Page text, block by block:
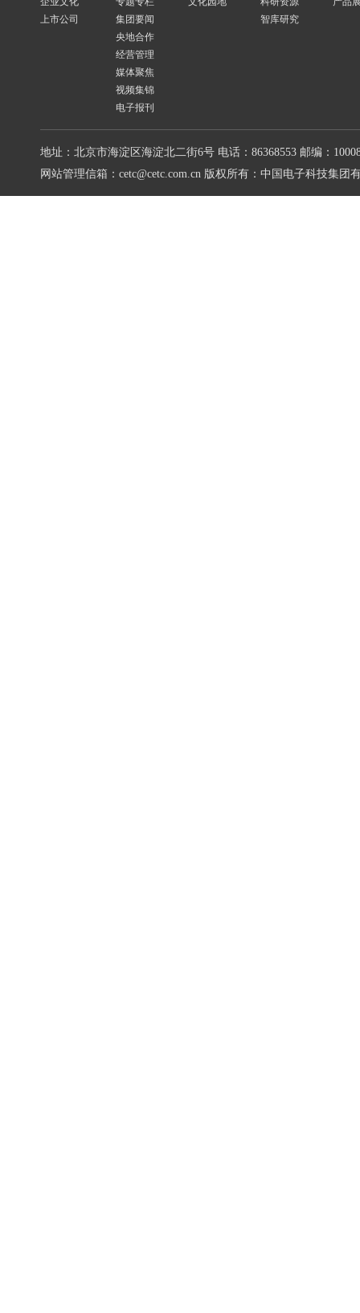
上市公司
集团要闻
央地合作
经营管理
媒体聚焦
视频集锦
电子报刊
智库研究
地址：北京市海淀区海淀北二街6号 电话：86368553 邮编：
网站管理信箱：cetc@cetc.com.cn 版权所有：中国电子科技集团